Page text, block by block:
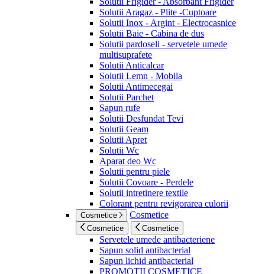
Solutii Aragaz - Plite -Cuptoare
Solutii Inox - Argint - Electrocasnice
Solutii Baie - Cabina de dus
Solutii pardoseli - servetele umede
multisuprafete
Solutii Anticalcar
Solutii Lemn - Mobila
Solutii Antimecegai
Solutii Parchet
Sapun rufe
Solutii Desfundat Tevi
Solutii Geam
Solutii Apret
Solutii Wc
Aparat deo Wc
Solutii pentru piele
Solutii Covoare - Perdele
Solutii intretinere textile
Colorant pentru revigorarea culorii
Cosmetice Cosmetice
Cosmetice Cosmetice
Servetele umede antibacteriene
Sapun solid antibacterial
Sapun lichid antibacterial
PROMOTII COSMETICE